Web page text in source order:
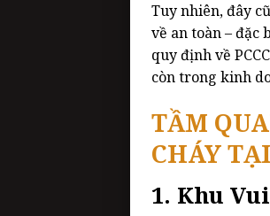
Tuy nhiên, đây
về an toàn – đặc
quy định về
còn trong kinh
TẦM
CHÁY
1. Khu